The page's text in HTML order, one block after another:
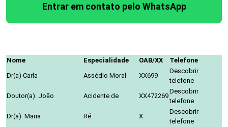
Entrar em contato pelo WhatsApp
Nome Especialidade OAB/XX
Telefone
Dr(a) Carla
Assédio Moral XX699
Descobrir
telefone
Doutor(a). João
Acidente de XX472269
Descobrir
telefone
Dr(a). Maria
Ré X
Descobrir
telefone